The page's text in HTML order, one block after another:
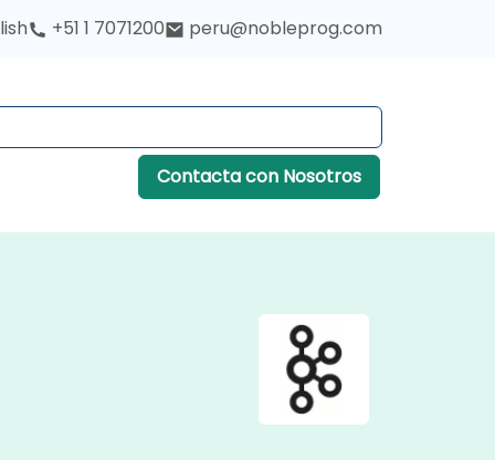
+51 1 7071200 peru@nobleprog.com
Contacta con Nosotros